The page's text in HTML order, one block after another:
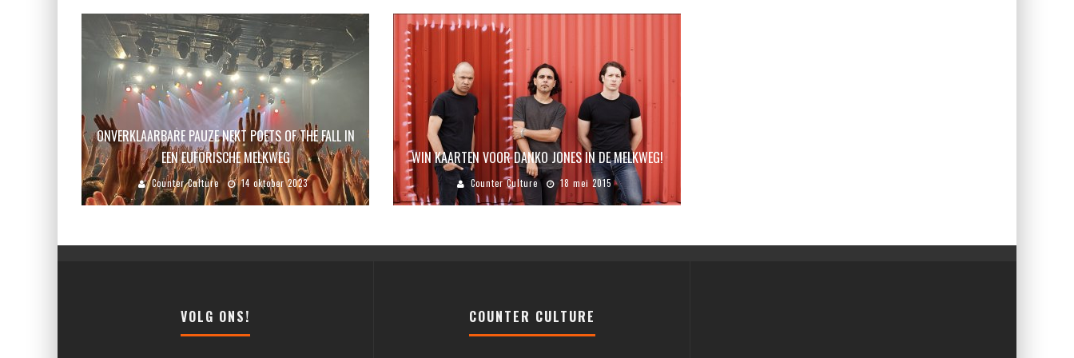
ONVERKLAARBARE PAUZE NEKT POETS OF THE FALL IN
EEN EUFORISCHE MELKWEG
Counter Culture 14 oktober 2023
WIN KAARTEN VOOR DANKO JONES IN DE MELKWEG!
Counter Culture 18 mei 2015
VOLG ONS! COUNTER CULTURE